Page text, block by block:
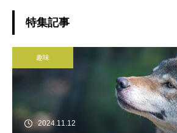
特集記事
趣味
2024.11.12